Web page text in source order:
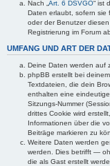
Nach „ Art. 6 DSVGO“ ist
Daten erlaubt, sofern sie
oder der Benutzer
Registrierung im Forum
UMFANG UND ART DER
Deine Daten werden auf
phpBB erstellt bei
Textdateien, die dein
enthalten eine
Sitzungs-Nummer
drittes Cookie wird
Informationen über die
Beiträge markieren zu
Weitere Daten werden
werden. Dies betrifft —
die als Gast erstellt